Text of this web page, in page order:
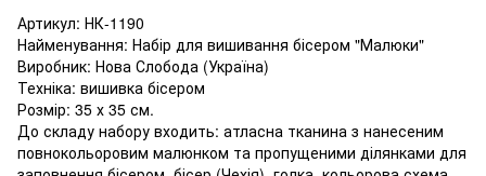
Артикул: НК-1190
Найменування: Набір для вишивання бісером "Малюки"
Виробник: Нова Слобода (Україна)
Техніка: вишивка бісером
Розмір: 35 х 35 см.
До складу набору входить: атласна тканина з нанесеним
повнокольоровим малюнком та пропущеними ділянками для